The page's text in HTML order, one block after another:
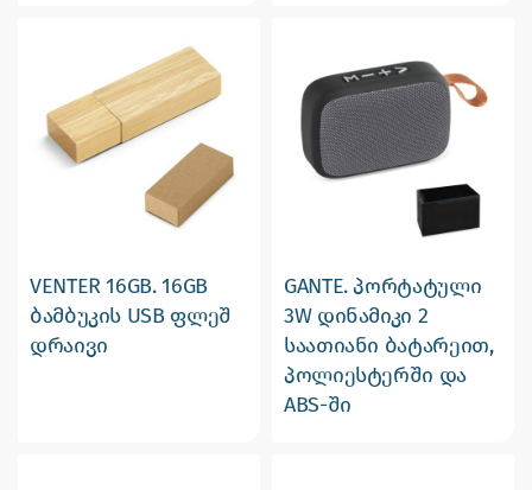
VENTER 16GB. 16GB
ბამბუკის USB ფლეშ
დრაივი
GANTE. პორტატული
3W დინამიკი 2
საათიანი ბატარეით,
პოლიესტერში და
ABS-ში